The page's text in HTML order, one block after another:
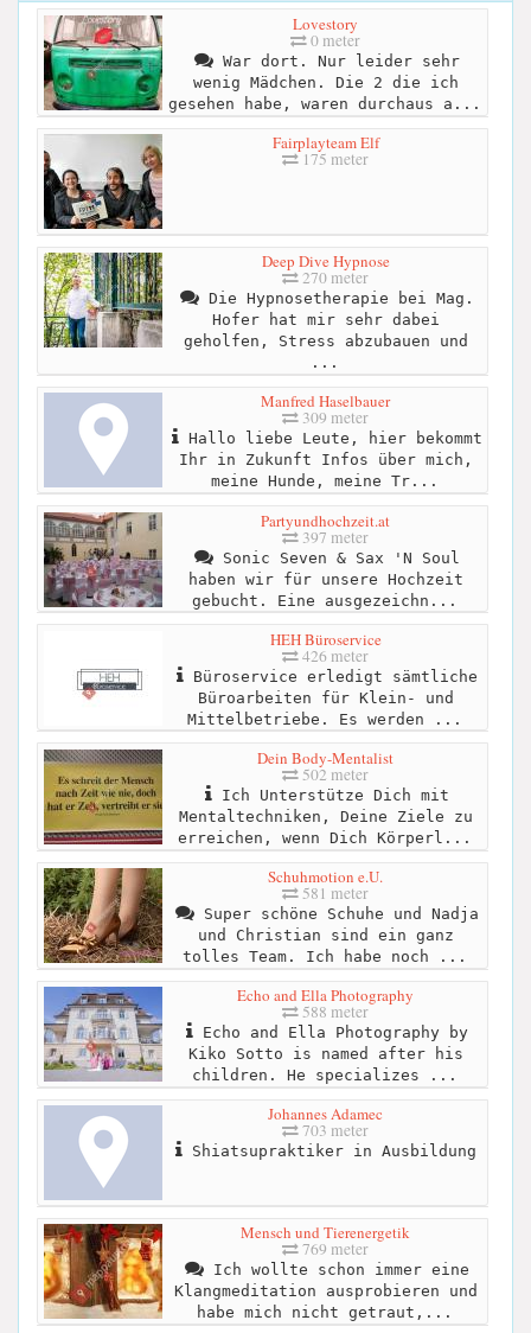
Lovestory
0 meter
War dort. Nur leider sehr
wenig Mädchen. Die 2 die ich
gesehen habe, waren durchaus a...
Fairplayteam Elf
175 meter
Deep Dive Hypnose
270 meter
Die Hypnosetherapie bei Mag.
Hofer hat mir sehr dabei
geholfen, Stress abzubauen und
...
Manfred Haselbauer
309 meter
Hallo liebe Leute, hier bekommt
Ihr in Zukunft Infos über mich,
meine Hunde, meine Tr...
Partyundhochzeit.at
397 meter
Sonic Seven & Sax 'N Soul
haben wir für unsere Hochzeit
gebucht. Eine ausgezeichn...
HEH Büroservice
426 meter
Büroservice erledigt sämtliche
Büroarbeiten für Klein- und
Mittelbetriebe. Es werden ...
Dein Body-Mentalist
502 meter
Ich Unterstütze Dich mit
Mentaltechniken, Deine Ziele zu
erreichen, wenn Dich Körperl...
Schuhmotion e.U.
581 meter
Super schöne Schuhe und Nadja
und Christian sind ein ganz
tolles Team. Ich habe noch ...
Echo and Ella Photography
588 meter
Echo and Ella Photography by
Kiko Sotto is named after his
children. He specializes ...
Johannes Adamec
703 meter
Shiatsupraktiker in Ausbildung
Mensch und Tierenergetik
769 meter
Ich wollte schon immer eine
Klangmeditation ausprobieren und
habe mich nicht getraut,...